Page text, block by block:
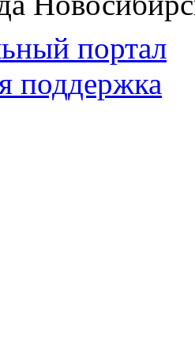
портал
поддержка